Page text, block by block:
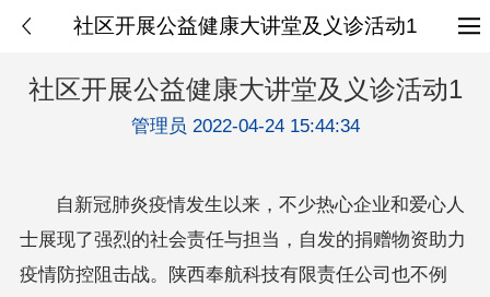
社区开展公益健康大讲堂及义诊活动1
社区开展公益健康大讲堂及义诊活动1
管理员 2022-04-24 15:44:34
自新冠肺炎疫情发生以来，不少热心企业和爱心人
士展现了强烈的社会责任与担当，自发的捐赠物资助力
疫情防控阻击战。陕西奉航科技有限责任公司也不例